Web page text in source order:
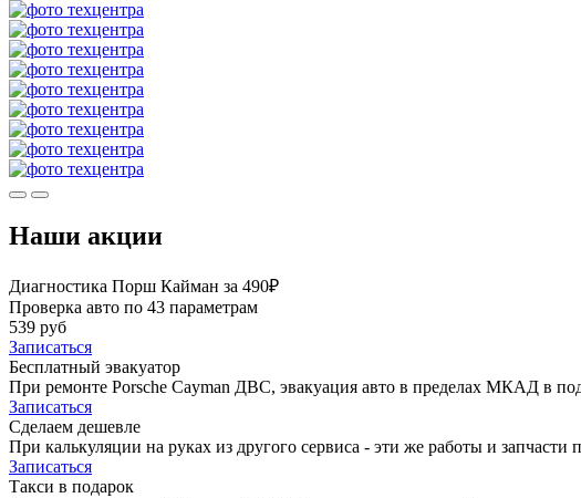
Наши акции
Диагностика Порш Кайман за 490₽
Проверка авто по 43 параметрам
539 руб
Записаться
Бесплатный эвакуатор
При ремонте Porsche Cayman ДВС, эвакуация авто в пределах МКАД в
Записаться
Сделаем дешевле
При калькуляции на руках из другого сервиса - эти же работы и запчасти
Записаться
Такси в подарок